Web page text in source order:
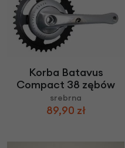
Korba Batavus
Compact 38 zębów
srebrna
89,90 zł